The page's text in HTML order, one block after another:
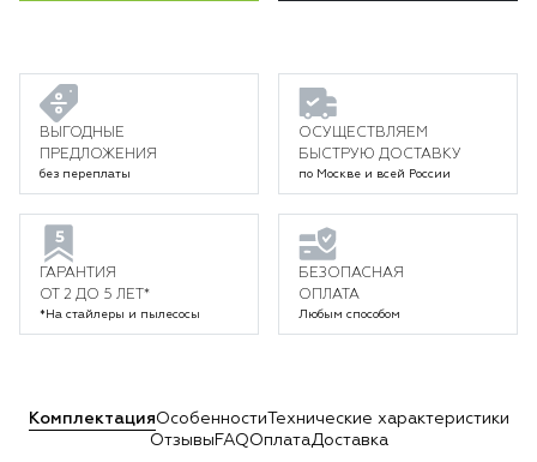
ВЫГОДНЫЕ
ПРЕДЛОЖЕНИЯ
без переплаты
ОСУЩЕСТВЛЯЕМ
БЫСТРУЮ ДОСТАВКУ
по Москве и всей России
ГАРАНТИЯ
ОТ 2 ДО 5 ЛЕТ*
*На стайлеры и пылесосы
БЕЗОПАСНАЯ
ОПЛАТА
Любым способом
КомплектацияОсобенности Технические характеристики
Отзывы FAQОплатаДоставка